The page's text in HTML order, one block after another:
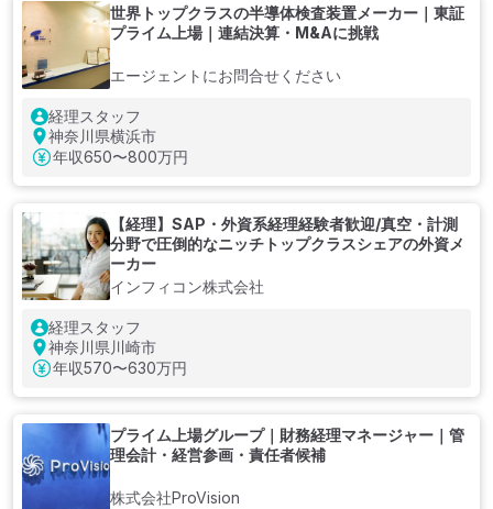
世界トップクラスの半導体検査装置メーカー｜東証
プライム上場｜連結決算・M&Aに挑戦
エージェントにお問合せください
経理スタッフ
神奈川県横浜市
年収650〜800万円
【経理】SAP・外資系経理経験者歓迎/真空・計測
分野で圧倒的なニッチトップクラスシェアの外資メ
ーカー
インフィコン株式会社
経理スタッフ
神奈川県川崎市
年収570〜630万円
プライム上場グループ｜財務経理マネージャー｜管
理会計・経営参画・責任者候補
株式会社ProVision